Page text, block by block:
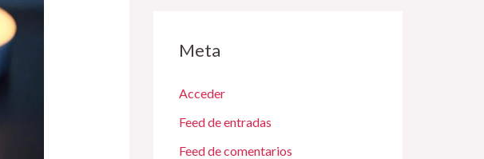
Meta
Acceder
Feed de entradas
Feed de comentarios